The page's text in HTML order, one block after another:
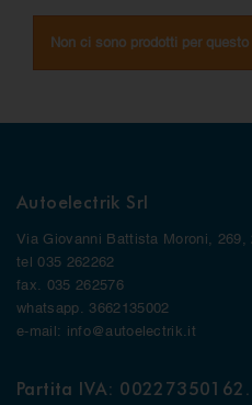
Non ci sono prodotti per
Autoelectrik Srl
Via Giovanni Battista Moroni, 269,
tel 035 262262
fax. 035 262576
whatsapp. 3662135002
e-mail: info@autoelectrik.it
Partita IVA: 00227350162.